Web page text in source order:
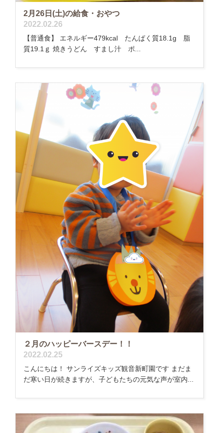
2月26日(土)の給食・おやつ
2022.02.26
【普通食】 エネルギー479kcal たんぱく質18.1g 脂
質19.1ｇ 焼きうどん すまし汁 ポ...
２月のハッピーバースデー！！
2022.02.25
こんにちは！ サンライズキッズ観音新町園です まだま
だ寒い日が続きますが、子どもたちの元気な声が室内...